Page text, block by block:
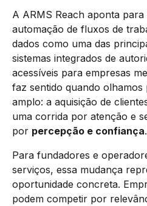
A ARMS Reach aponta
automação de fluxos de
dados como uma das
sistemas integrados de
acessíveis para empresas
faz sentido quando olhamos
amplo: a aquisição de
uma corrida por atenção e
por percepção e confiança.
Para fundadores e
serviços, essa mudança
oportunidade concreta.
podem competir por